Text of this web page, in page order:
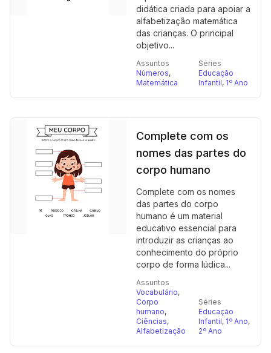
didática criada para apoiar a
alfabetização matemática
das crianças. O principal
objetivo...
Assuntos
Números,
Matemática
Séries
Educação
Infantil, 1º Ano
Complete com os
nomes das partes do
corpo humano
Complete com os nomes
das partes do corpo
humano é um material
educativo essencial para
introduzir as crianças ao
conhecimento do próprio
corpo de forma lúdica...
Assuntos
Vocabulário,
Corpo
humano,
Ciências,
Alfabetização
Séries
Educação
Infantil, 1º Ano,
2º Ano